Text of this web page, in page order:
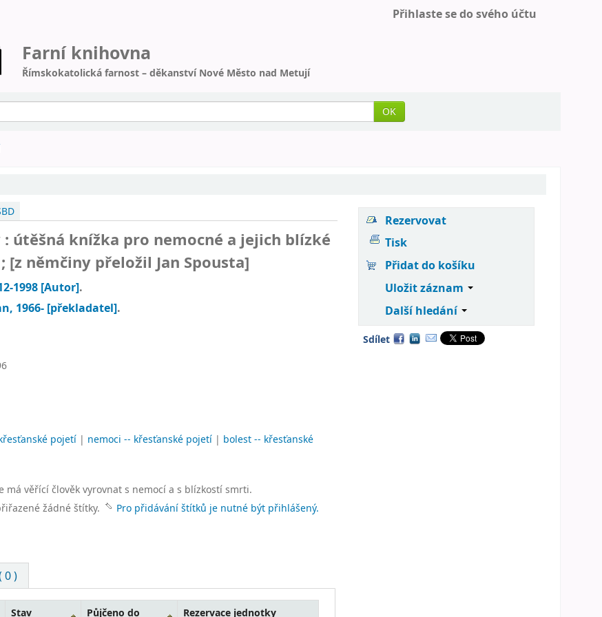
Přihlaste se do svého účtu
Farní knihovna
Římskokatolická farnost – děkanství Nové Město nad Metují
OK
útěšná knížka pro nemocné a jejich blízké
[z němčiny přeložil Jan Spousta]
1998 [Autor].
, 1966- [překladatel].
pojetí | nemoci -- křesťanské pojetí | bolest -- křesťanské
věřící člověk vyrovnat s nemocí a s blízkostí smrti.
žádné štítky.
Pro přidávání štítků je nutné být přihlášený.
0 )
Stav Půjčeno do Rezervace jednotky
Rezervovat
Tisk
Přidat do košíku
Uložit záznam
Další hledání
Sdílet